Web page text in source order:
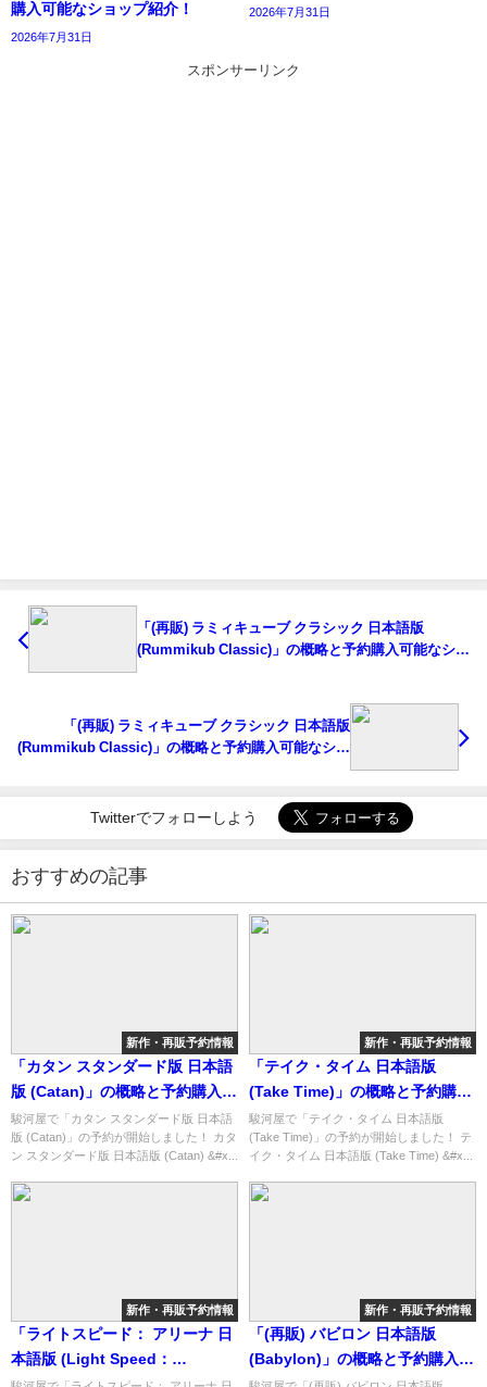
購入可能なショップ紹介！
2026年7月31日
2026年7月31日
スポンサーリンク
「(再販) ラミィキューブ クラシック 日本語版
(Rummikub Classic)」の概略と予約購入可能なショ
「(再販) ラミィキューブ クラシック 日本語版
(Rummikub Classic)」の概略と予約購入可能なショ
Twitterでフォローしよう
おすすめの記事
新作・再販予約情報
「カタン スタンダード版 日本語
版 (Catan)」の概略と予約購入可
能なショップ紹介！
駿河屋で「カタン スタンダード版 日本語
版 (Catan)」の予約が開始しました！ カタ
ン スタンダード版 日本語版 (Catan) &#x...
新作・再販予約情報
「テイク・タイム 日本語版
(Take Time)」の概略と予約購入
可能なショップ紹介！
駿河屋で「テイク・タイム 日本語版
(Take Time)」の予約が開始しました！ テ
イク・タイム 日本語版 (Take Time) &#x...
新作・再販予約情報
「ライトスピード： アリーナ 日
本語版 (Light Speed：
Arena)」の概略と予約購入可能
新作・再販予約情報
「(再販) バビロン 日本語版
(Babylon)」の概略と予約購入可
能なショップ紹介！